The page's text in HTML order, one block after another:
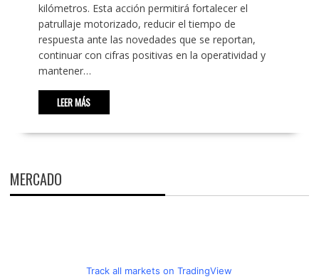
kilómetros. Esta acción permitirá fortalecer el
patrullaje motorizado, reducir el tiempo de
respuesta ante las novedades que se reportan,
continuar con cifras positivas en la operatividad y
mantener…
LEER MÁS
MERCADO
Track all markets on TradingView